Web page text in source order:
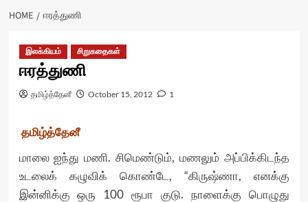
HOME ஈரத்துணி
இலக்கியம் சிறுகதைகள்
ஈரத்துணி
தமிழ்த்தேனீ October 15, 2012 1
தமிழ்த்தேனீ
மாலை ஐந்து மணி. சிமெண்டும், மணலும் அப்பிக்கிடந்த
உடலைக் கழுவிக் கொண்டே, “கிருஷ்ணா, எனக்கு
இன்னிக்கு ஒரு 100 ரூபா குடு. நாளைக்கு பொழுது